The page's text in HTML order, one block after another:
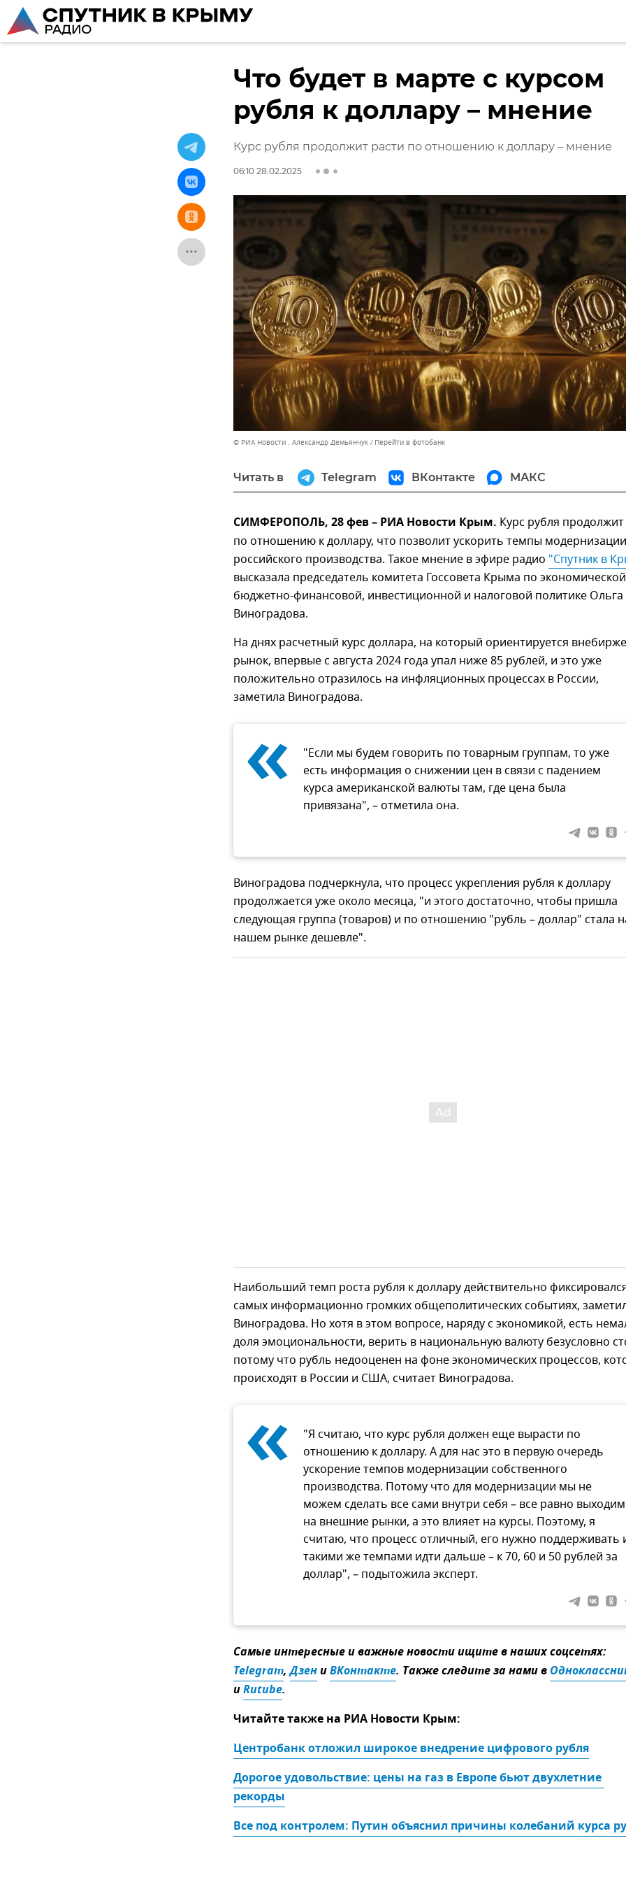
Что будет в марте с курсом
рубля к доллару – мнение
Курс рубля продолжит расти по отношению к доллару – мнение
06:10 28.02.2025
© РИА Новости . Александр Демьянчук Перейти в фотобанк
Читать в Telegram ВКонтакте МАКС
СИМФЕРОПОЛЬ, 28 фев – РИА Новости Крым. Курс рубля
по отношению к доллару, что позволит ускорить темпы модернизации
российского производства. Такое мнение в эфире радио "Спутник в
высказала председатель комитета Госсовета Крыма по
бюджетно-финансовой, инвестиционной и налоговой политике Ольга
Виноградова.
На днях расчетный курс доллара, на который ориентируется
рынок, впервые с августа 2024 года упал ниже 85 рублей, и это уже
положительно отразилось на инфляционных процессах в России,
заметила Виноградова.
«
"Если мы будем говорить по товарным группам, то уже
есть информация о снижении цен в связи с падением
курса американской валюты там, где цена была
привязана", – отметила она.
Виноградова подчеркнула, что процесс укрепления рубля к доллару
продолжается уже около месяца, "и этого достаточно, чтобы пришла
следующая группа (товаров) и по отношению "рубль – доллар" стала
нашем рынке дешевле".
Наибольший темп роста рубля к доллару действительно
самых информационно громких общеполитических событиях,
Виноградова. Но хотя в этом вопросе, наряду с экономикой, есть
доля эмоциональности, верить в национальную валюту безусловно
потому что рубль недооценен на фоне экономических процессов,
происходят в России и США, считает Виноградова.
«
"Я считаю, что курс рубля должен еще вырасти по
отношению к доллару. А для нас это в первую очередь
ускорение темпов модернизации собственного
производства. Потому что для модернизации мы не
можем сделать все сами внутри себя – все равно выходим
на внешние рынки, а это влияет на курсы. Поэтому, я
считаю, что процесс отличный, его нужно поддерживать
такими же темпами идти дальше – к 70, 60 и 50 рублей за
доллар", – подытожила эксперт.
Самые интересные и важные новости ищите в наших соцсетях:
Telegram,ДзениВКонтакте. Также следите за нами в
иRutube.
Читайте также на РИА Новости Крым:
Центробанк отложил широкое внедрение цифрового рубля
Дорогое удовольствие: цены на газ в Европе бьют двухлетние
рекорды
Все под контролем: Путин объяснил причины колебаний курса